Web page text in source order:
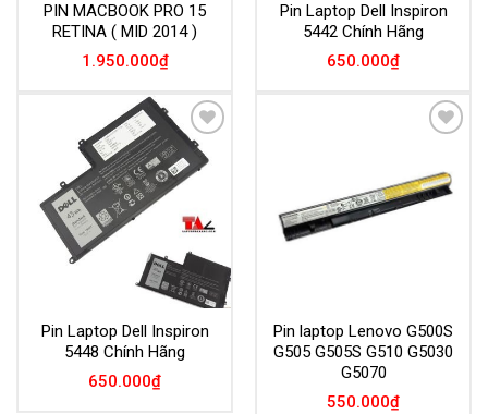
PIN MACBOOK PRO 15
RETINA ( MID 2014 )
1.950.000₫
Pin Laptop Dell Inspiron
5442 Chính Hãng
650.000₫
Add to
Wishlist
Pin Laptop Dell Inspiron
5448 Chính Hãng
650.000₫
Pin laptop Lenovo G500S
G505 G505S G510 G5030
G5070
550.000₫